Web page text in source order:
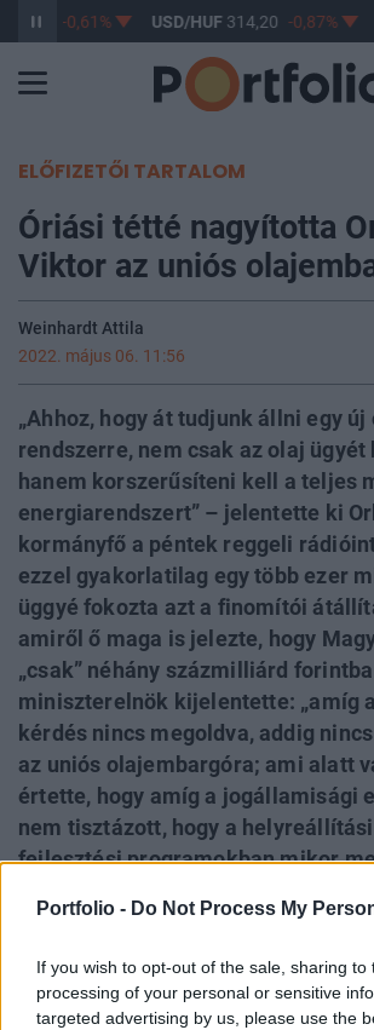
Portfolio - Do Not Process My
If you wish to opt-out of the sale, sharing to
processing of your personal or sensitive
targeted advertising by us, please use the
-0,61% USD/HUF314,20 -0,87%
ELŐFIZETŐI TARTALOM
Óriási tétté nagyította
Viktor az uniós
Weinhardt Attila
2022. május 06. 11:56
„Ahhoz, hogy át tudjunk állni egy
rendszerre, nem csak az olaj
hanem korszerűsíteni kell a teljes
energiarendszert” – jelentette ki
kormányfő a péntek reggeli
ezzel gyakorlatilag egy több ezer
üggyé fokozta azt a finomítói
amiről ő maga is jelezte, hogy
„csak” néhány százmilliárd
miniszterelnök kijelentette: „amíg
kérdés nincs megoldva, addig
az uniós olajembargóra; ami alatt
értette, hogy amíg a jogállamisági
nem tisztázott, hogy a
fejlesztési programokban mikor
várható, addig a vétó
az uniós olajembargó ügyét.
rezsicsökkentés fenntartása
harc. Közben Brüsszelben